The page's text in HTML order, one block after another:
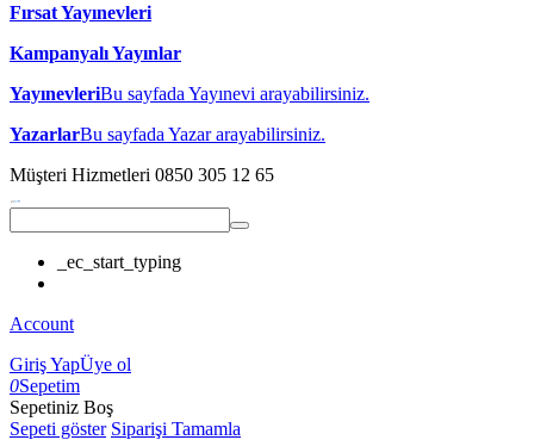
Fırsat Yayınevleri
Kampanyalı Yayınlar
YayınevleriBu sayfada Yayınevi arayabilirsiniz.
YazarlarBu sayfada Yazar arayabilirsiniz.
Müşteri Hizmetleri 0850 305 12 65
_ec_start_typing
Account
Giriş YapÜye ol
0Sepetim
Sepetiniz Boş
Sepeti göster Siparişi Tamamla